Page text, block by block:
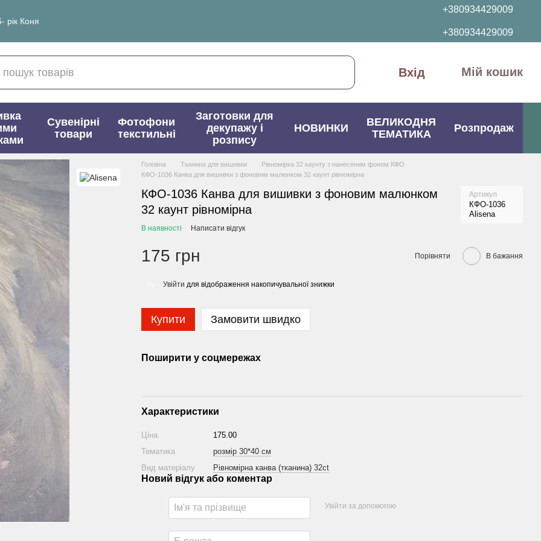
рік Коня
+380934429009
+380934429009
Вхід Мій кошик
Сувенірні
товари
Фотофони
текстильні
Заготовки для
декупажу і
розпису
НОВИНКИ
ВЕЛИКОДНЯ
ТЕМАТИКА
Розпродаж
Головна Тканина для вишивки
Рівномірка 32 каунту з нанесеним фоном КФО
КФО-1036 Канва для вишивки з фоновим малюнком 32 каунт рівномірна
КФО-1036 Канва для вишивки з фоновим малюнком
32 каунт рівномірна
Артикул
КФО-1036
Alisena
В наявності Написати відгук
175 грн Порівняти В бажання
Увійти для відображення накопичувальної знижки
Купити Замовити швидко
Поширити у соцмережах
Характеристики
Ціна
175.00
Тематика
розмір 30*40 см
Вид матеріалу
Рівномірна канва (тканина) 32ct
Новий відгук або коментар
Увійти за допомогою